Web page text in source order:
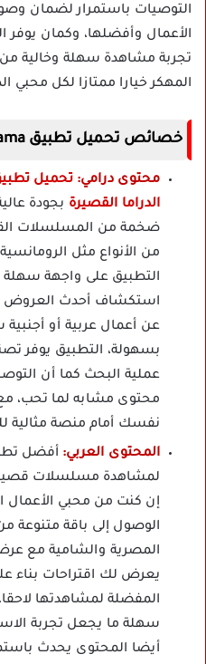
التوصيات باستمرار لضمان
الأعمال وأفضلها، وكمان يوفر
تجربة مشاهدة سهلة وخالية من
المهكر خيارا ممتازا لكل محبي
خصائص تحميل تطبيق Soda Reels Drama مهكر
محتوى درامي:
الدراما القصيرة بجودة
ضخمة من المسلسلات
من الأنواع مثل
التطبيق على واجهة
استكشاف أحدث
عن أعمال عربية أو
بسهولة، التطبيق يوفر
عملية البحث كما أن
محتوى مشابه لما تحب،
نفسك أمام منصة مثالية
المحتوى العربي:
لمشاهدة مسلسلات
إن كنت من محبي الأعمال
الوصول إلى باقة متنوعة
المصرية والشامية مع
يعرض لك اقتراحات بناء
المفضلة لمشاهدتها
سهلة ما يجعل تجربة
أيضا المحتوى يحدث